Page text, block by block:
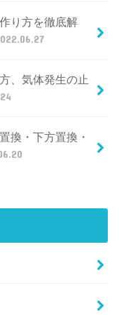
り方を徹底解
、気体発生の止
換・下方置換・